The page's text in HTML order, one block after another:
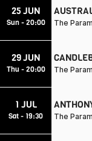
25 JUN
Sun - 20:00 The
29 JUN
Thu - 20:00 The
1 JUL
Sat - 19:30 The